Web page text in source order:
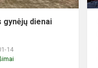
gynėjų dienai
14